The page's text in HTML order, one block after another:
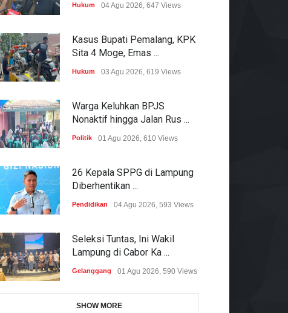
Hukum 04 Agu 2026, 647 Views
Kasus Bupati Pemalang, KPK
Sita 4 Moge, Emas ...
Hukum 03 Agu 2026, 619 Views
Warga Keluhkan BPJS
Nonaktif hingga Jalan Rus ...
Politik 01 Agu 2026, 610 Views
26 Kepala SPPG di Lampung
Diberhentikan ...
Pendidikan 04 Agu 2026, 593 Views
Seleksi Tuntas, Ini Wakil
Lampung di Cabor Ka ...
Gelanggang 01 Agu 2026, 590 Views
SHOW MORE